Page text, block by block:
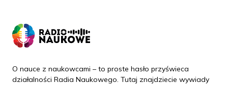
O nauce z naukowcami – to proste hasło przyświeca
działalności Radia Naukowego. Tutaj znajdziecie wywiady